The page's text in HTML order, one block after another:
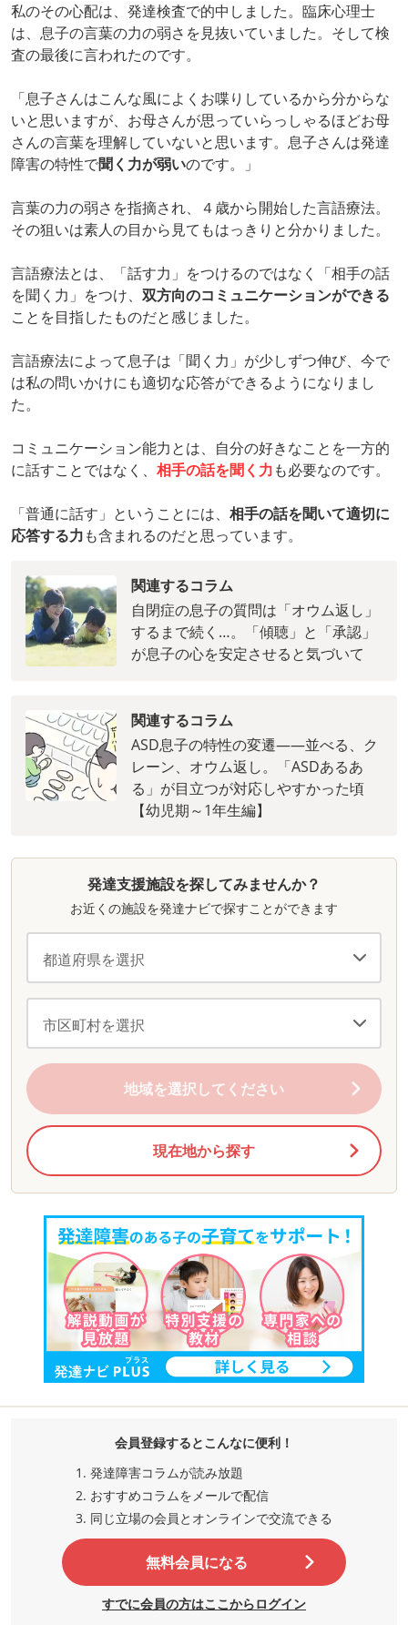
私のその心配は、発達検査で的中しました。臨床心理士
は、息子の言葉の力の弱さを見抜いていました。そして検
査の最後に言われたのです。
「息子さんはこんな風によくお喋りしているから分からな
いと思いますが、お母さんが思っていらっしゃるほどお母
さんの言葉を理解していないと思います。息子さんは発達
障害の特性で聞く力が弱いのです。」
言葉の力の弱さを指摘され、４歳から開始した言語療法。
その狙いは素人の目から見てもはっきりと分かりました。
言語療法とは、「話す力」をつけるのではなく「相手の話
を聞く力」をつけ、 双方向のコミュニケーションができる
ことを目指したものだと感じました。
言語療法によって息子は「聞く力」が少しずつ伸び、今で
は私の問いかけにも適切な応答ができるようになりまし
た。
コミュニケーション能力とは、自分の好きなことを一方的
に話すことではなく、 相手の話を聞く力も必要なのです。
「普通に話す」ということには、 相手の話を聞いて適切に
応答する力も含まれるのだと思っています。
関連するコラム
自閉症の息子の質問は「オウム返し」
するまで続く…。「傾聴」と「承認」
が息子の心を安定させると気づいて
関連するコラム
ASD息子の特性の変遷――並べる、ク
レーン、オウム返し。「ASDあるあ
る」が目立つが対応しやすかった頃
【幼児期～1年生編】
発達支援施設を探してみませんか？
お近くの施設を発達ナビで探すことができます
地域を選択してください
現在地から探す
会員登録するとこんなに便利！
発達障害コラムが読み放題
おすすめコラムをメールで配信
同じ立場の会員とオンラインで交流できる
無料会員になる
すでに会員の方はここからログイン